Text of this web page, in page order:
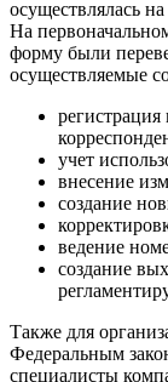
осуществлялась
На
форму были
осуществляемые
учет
внесение
создание
ведение
создание
Также для
Федеральным
специалисты